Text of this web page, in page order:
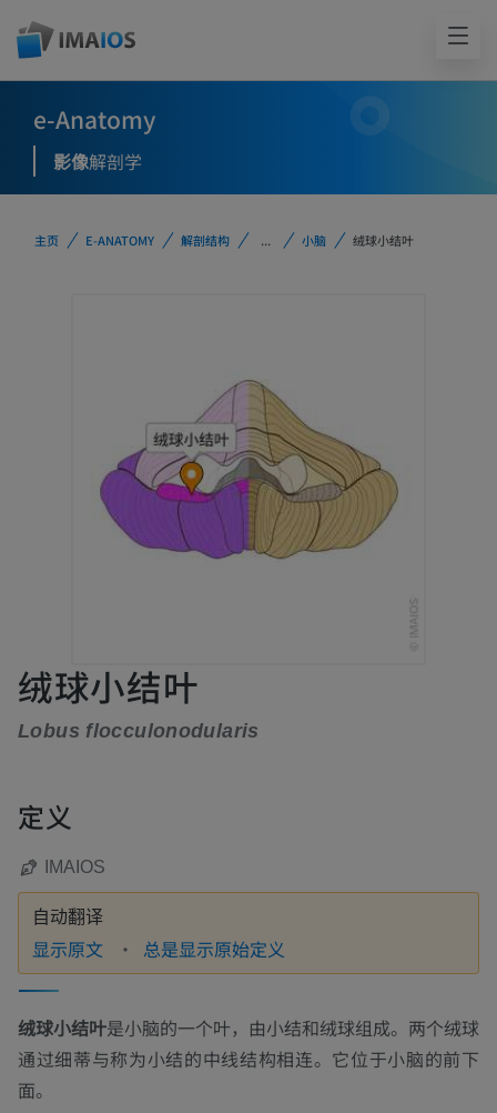
e-Anatomy
影像解剖学
主页 E-ANATOMY 解剖结构 ... 小脑 绒球小结叶
绒球小结叶
Lobus flocculonodularis
定义
IMAIOS
自动翻译
显示原文 总是显示原始定义
绒球小结叶是小脑的一个叶，由小结和绒球组成。两个绒球
通过细蒂与称为小结的中线结构相连。它位于小脑的前下
面。